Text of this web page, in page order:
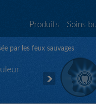
Produits Soins
par les feux sauvages